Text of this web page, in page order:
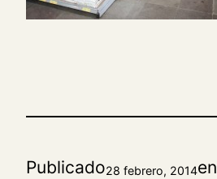
Publicado28 febrero, 2014en